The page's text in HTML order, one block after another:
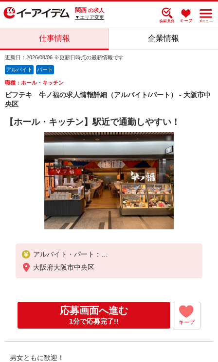
関西 の求人
▼エリア変更
仕事情報 企業情報
更新日：2026/08/06 ※更新日時点の最新情報です
アルバイト パート
職種：ホール・キッチン
ビフテキ 牛ノ福の求人情報詳細（アルバイト/パート） - 大阪市中
央区
【ホール・キッチン】駅近で通勤しやすい！
アルバイト・パート：
時給1,200円〜1,350円
※経験・能力により優遇します。
大阪府大阪市中央区
応募画面へ進む
1分で応募完了!! キープ
男女ともに歓迎！